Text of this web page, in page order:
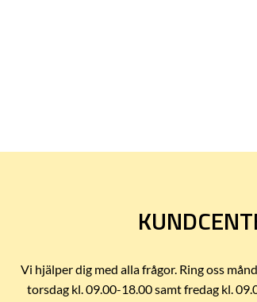
Vi hjälper dig med alla frågor. Ring oss
torsdag kl. 09.00-18.00 samt fredag kl.